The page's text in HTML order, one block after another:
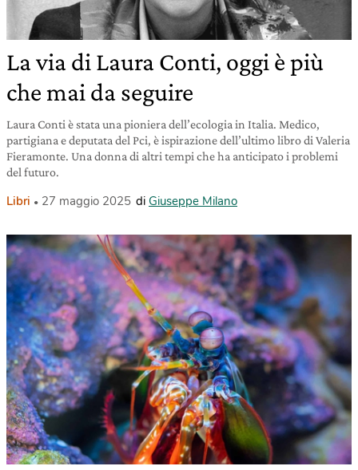
La via di Laura Conti, oggi è più
che mai da seguire
Laura Conti è stata una pioniera dell’ecologia in Italia. Medico,
partigiana e deputata del Pci, è ispirazione dell’ultimo libro di Valeria
Fieramonte. Una donna di altri tempi che ha anticipato i problemi
del futuro.
Libri 27 maggio 2025 di Giuseppe Milano